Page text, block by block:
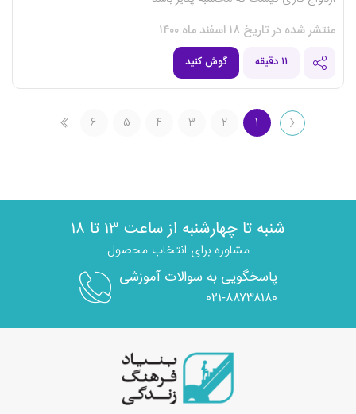
منتشر شده در تاریخ ۱۸ اسفند ماه ۱۴۰۰
۱۱ دقیقه گوش کنید
۱ ۲ ۳ ۴ ۵ ۶
شنبه تا چهارشنبه از ساعت ۱۳ تا ۱۸
مشاوره برای انتخاب محصول
پاسخگویی به سوالات آموزشی
۰۲۱-۸۸۷۳۸۱۸۰